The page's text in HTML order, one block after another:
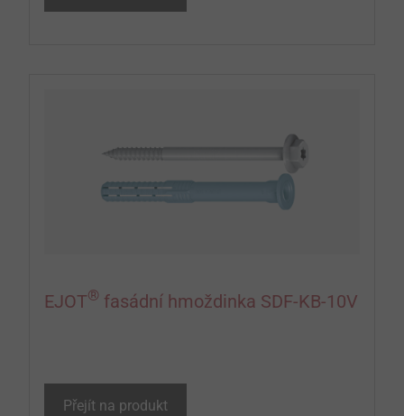
EJOT® fasádní hmoždinka SDF-KB-10V
Přejít na produkt